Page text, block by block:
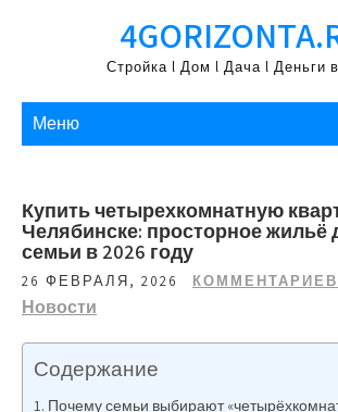
содержимомуСтройка l Дом l Дача l Деньги
Меню
Купить четырехкомнатную
Челябинске: просторное жильё
семьи в 2026 году
26 ФЕВРАЛЯ, 2026
Новости
Содержание
Почему семьи выбирают